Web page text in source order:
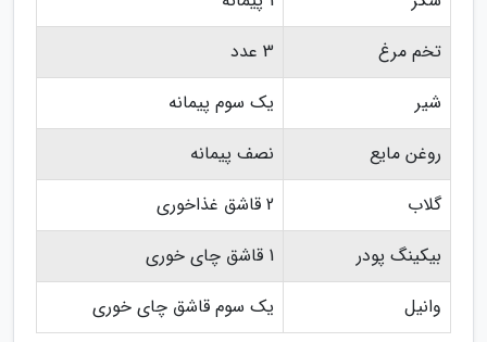
تخم مرغ
3 عدد
شیر
یک سوم پیمانه
روغن مایع
نصف پیمانه
گلاب
2 قاشق غذاخوری
بیکینگ پودر
1 قاشق چای خوری
وانیل
یک سوم قاشق چای خوری